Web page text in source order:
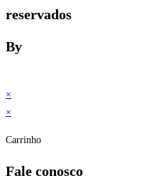
reservados
By
×
×
Carrinho
Fale conosco